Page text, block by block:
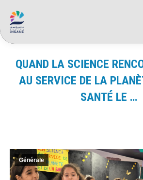
QUAND LA SCIENCE
AU SERVICE DE LA
SANTÉ LE …
Générale